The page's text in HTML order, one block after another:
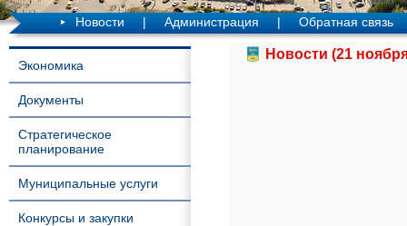
Новости | Администрация | Обратная связь
Экономика
Документы
Стратегическое
планирование
Муниципальные услуги
Конкурсы и закупки
Новости (21